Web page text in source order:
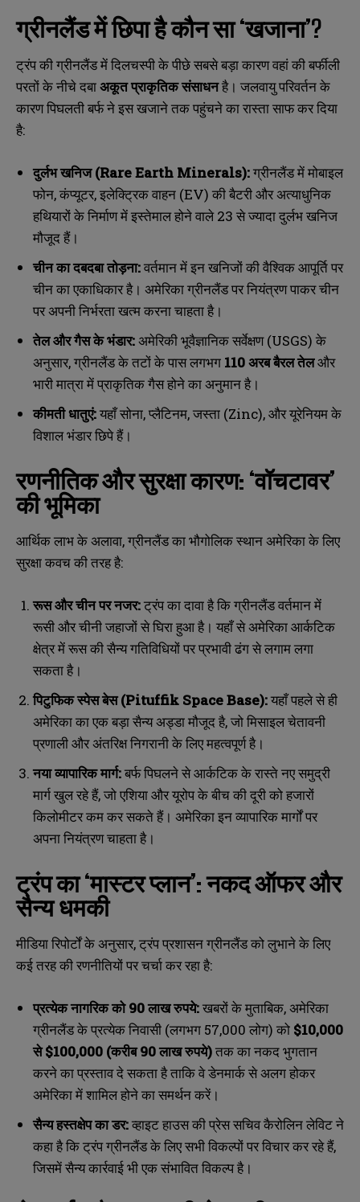
N
a
m
N
a
m
ग्रीनलैंड में छिपा है कौन सा ‘खजाना’?
ट्रंप की ग्रीनलैंड में दिलचस्पी के पीछे सबसे बड़ा कारण वहां की बर्फीली
परतों के नीचे दबाअकूत प्राकृतिक संसाधनहै। जलवायु परिवर्तन के
कारण पिघलती बर्फ ने इस खजाने तक पहुंचने का रास्ता साफ कर दिया
है:
दुर्लभ खनिज (Rare Earth Minerals):ग्रीनलैंड में मोबाइल
फोन, कंप्यूटर, इलेक्ट्रिक वाहन (EV) की बैटरी और अत्याधुनिक
हथियारों के निर्माण में इस्तेमाल होने वाले 23 से ज्यादा दुर्लभ खनिज
मौजूद हैं।
चीन का दबदबा तोड़ना:वर्तमान में इन खनिजों की वैश्विक आपूर्ति पर
चीन का एकाधिकार है। अमेरिका ग्रीनलैंड पर नियंत्रण पाकर चीन
पर अपनी निर्भरता खत्म करना चाहता है।
तेल और गैस के भंडार:अमेरिकी भूवैज्ञानिक सर्वेक्षण (USGS) के
अनुसार, ग्रीनलैंड के तटों के पास लगभग 110 अरब बैरल तेलऔर
भारी मात्रा में प्राकृतिक गैस होने का अनुमान है।
कीमती धातुएं:यहाँ सोना, प्लैटिनम, जस्ता (Zinc), और यूरेनियम के
विशाल भंडार छिपे हैं।
रणनीतिक और सुरक्षा कारण: ‘वॉचटावर’
की भूमिका
आर्थिक लाभ के अलावा, ग्रीनलैंड का भौगोलिक स्थान अमेरिका के लिए
सुरक्षा कवच की तरह है:
रूस और चीन पर नजर:ट्रंप का दावा है कि ग्रीनलैंड वर्तमान में
रूसी और चीनी जहाजों से घिरा हुआ है। यहाँ से अमेरिका आर्कटिक
क्षेत्र में रूस की सैन्य गतिविधियों पर प्रभावी ढंग से लगाम लगा
सकता है।
पिटुफिक स्पेस बेस (Pituffik Space Base):यहाँ पहले से ही
अमेरिका का एक बड़ा सैन्य अड्डा मौजूद है, जो मिसाइल चेतावनी
प्रणाली और अंतरिक्ष निगरानी के लिए महत्वपूर्ण है।
नया व्यापारिक मार्ग:बर्फ पिघलने से आर्कटिक के रास्ते नए समुद्री
मार्ग खुल रहे हैं, जो एशिया और यूरोप के बीच की दूरी को हजारों
किलोमीटर कम कर सकते हैं। अमेरिका इन व्यापारिक मार्गों पर
अपना नियंत्रण चाहता है।
ट्रंप का ‘मास्टर प्लान’: नकद ऑफर और
सैन्य धमकी
मीडिया रिपोर्टों के अनुसार, ट्रंप प्रशासन ग्रीनलैंड को लुभाने के लिए
कई तरह की रणनीतियों पर चर्चा कर रहा है:
प्रत्येक नागरिक को 90 लाख रुपये:खबरों के मुताबिक, अमेरिका
ग्रीनलैंड के प्रत्येक निवासी (लगभग 57,000 लोग) को $10,000
से $100,000 (करीब 90 लाख रुपये)तक का नकद भुगतान
करने का प्रस्ताव दे सकता है ताकि वे डेनमार्क से अलग होकर
अमेरिका में शामिल होने का समर्थन करें।
सैन्य हस्तक्षेप का डर:व्हाइट हाउस की प्रेस सचिव कैरोलिन लेविट ने
कहा है कि ट्रंप ग्रीनलैंड के लिए सभी विकल्पों पर विचार कर रहे हैं,
जिसमें सैन्य कार्रवाई भी एक संभावित विकल्प है।